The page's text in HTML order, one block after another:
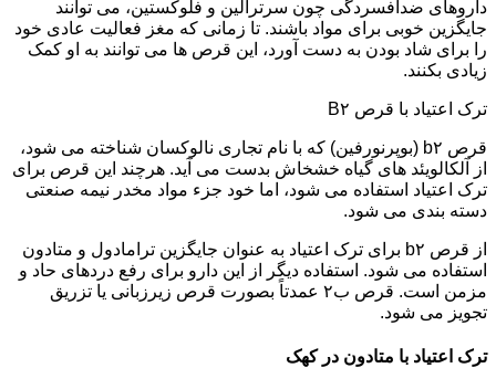
داروهای ضدافسردگی چون سرترالین و فلوکستین، می توانند
جایگزین خوبی برای مواد باشند. تا زمانی که مغز فعالیت عادی خود
را برای شاد بودن به دست آورد، این قرص ها می توانند به او کمک
زیادی بکنند.
ترک اعتیاد با قرص B۲
قرص b۲ (بوپرنورفین) که با نام تجاری نالوکسان شناخته می شود،
از آلکالویئد های گیاه خشخاش بدست می آید. هرچند این قرص برای
ترک اعتیاد استفاده می شود، اما خود جزء مواد مخدر نیمه صنعتی
دسته بندی می شود.
از قرص b۲ برای ترک اعتیاد به عنوان جایگزین ترامادول و متادون
استفاده می شود. استفاده دیگر از این دارو برای رفع دردهای حاد و
مزمن است. قرص ب۲ عمدتاً بصورت قرص زیرزبانی یا تزریق
تجویز می شود.
ترک اعتیاد با متادون در کهک